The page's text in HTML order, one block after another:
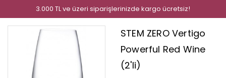
3.000 TL ve üzeri siparişlerinizde kargo ücretsiz!
STEM ZERO Vertigo
Powerful Red Wine
(2'li)